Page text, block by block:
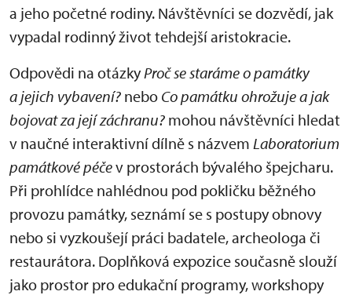
a jeho početné rodiny. Návštěvníci se dozvědí, jak
vypadal rodinný život tehdejší aristokracie.
Odpovědi na otázky Proč se staráme o památky
a jejich vybavení? nebo Copamátku ohrožuje a jak
bojovat za její záchranu? mohou návštěvníci hledat
v naučné interaktivní dílně s názvem Laboratorium
památkové péčev prostorách bývalého špejcharu.
Při prohlídce nahlédnou pod pokličku běžného
provozu památky, seznámí se s postupy obnovy
nebo si vyzkoušejí práci badatele, archeologa či
restaurátora. Doplňková expozice současně slouží
jako prostor pro edukační programy, workshopy